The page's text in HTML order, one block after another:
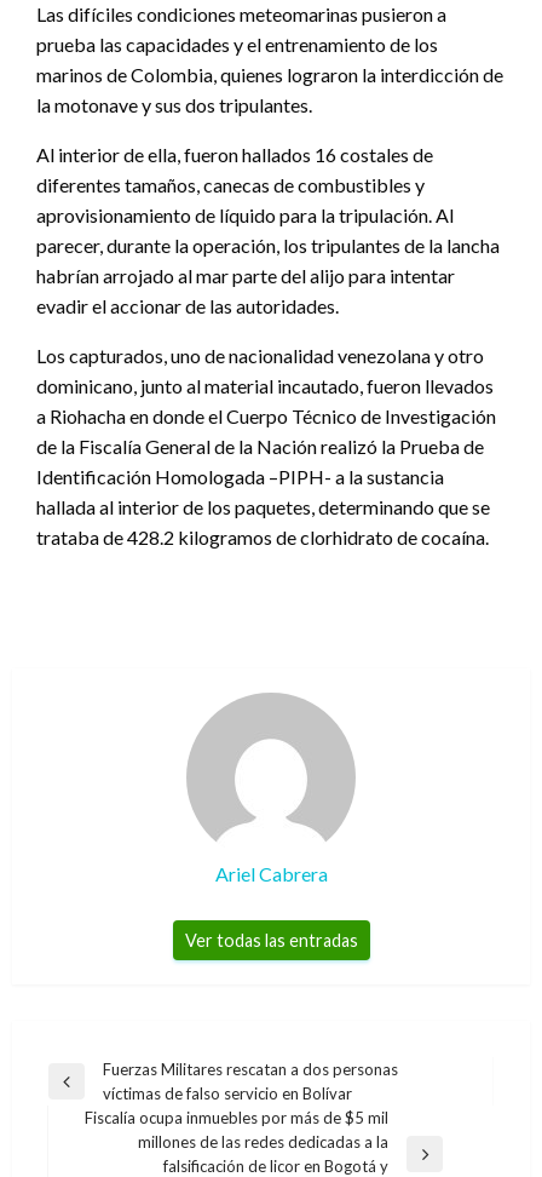
Las difíciles condiciones meteomarinas pusieron a
prueba las capacidades y el entrenamiento de los
marinos de Colombia, quienes lograron la interdicción de
la motonave y sus dos tripulantes.
Al interior de ella, fueron hallados 16 costales de
diferentes tamaños, canecas de combustibles y
aprovisionamiento de líquido para la tripulación. Al
parecer, durante la operación, los tripulantes de la lancha
habrían arrojado al mar parte del alijo para intentar
evadir el accionar de las autoridades.
Los capturados, uno de nacionalidad venezolana y otro
dominicano, junto al material incautado, fueron llevados
a Riohacha en donde el Cuerpo Técnico de Investigación
de la Fiscalía General de la Nación realizó la Prueba de
Identificación Homologada –PIPH- a la sustancia
hallada al interior de los paquetes, determinando que se
trataba de 428.2 kilogramos de clorhidrato de cocaína.
Ariel Cabrera
Ver todas las entradas
Navegación
entradas
Entrada
anterior
Fuerzas Militares rescatan a dos personas
víctimas de falso servicio en Bolívar
Fiscalía ocupa inmuebles por más de $5 mil
millones de las redes dedicadas a la
falsificación de licor en Bogotá y